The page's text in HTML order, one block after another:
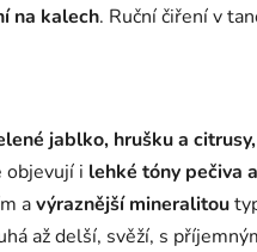
na kalech. Ruční čiření v
jablko, hrušku a
objevují i lehké tóny pečiva
avýraznější mineralitou
až delší, svěží, s